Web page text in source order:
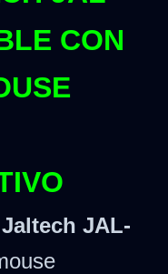
CON
Jaltech JAL-